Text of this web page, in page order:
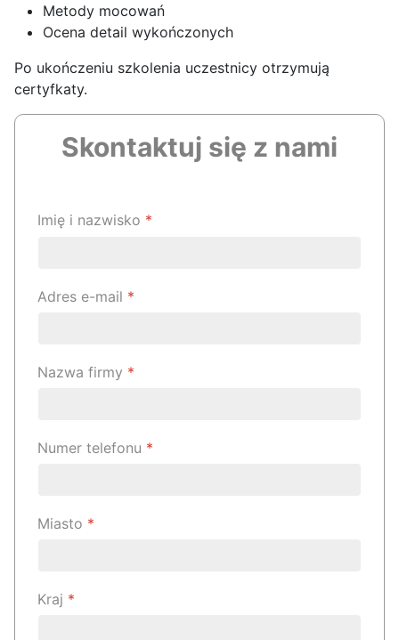
Metody mocowań
Ocena detail wykończonych
Po ukończeniu szkolenia uczestnicy otrzymują
certyfkaty.
Skontaktuj się z nami
Imię i nazwisko *
Adres e-mail *
Nazwa firmy *
Numer telefonu *
Miasto *
Kraj *